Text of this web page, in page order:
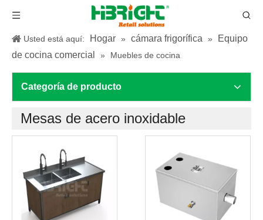
Usted está aquí: Hogar » cámara frigorífica »
Equipo
de cocina comercial
» Muebles de cocina
Categoría de producto
Mesas de acero inoxidable